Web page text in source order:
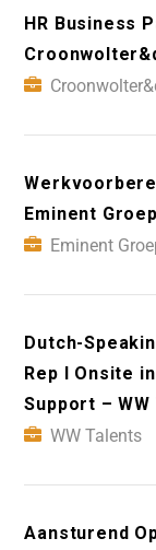
HR Business
Eminent
Eminent
Dutch-
Rep I Onsite
Support –
WW Talents
Aansturend